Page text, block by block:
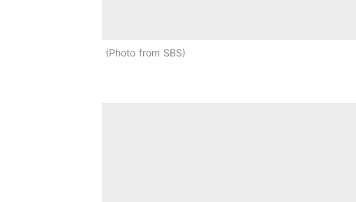
Photo from SBS